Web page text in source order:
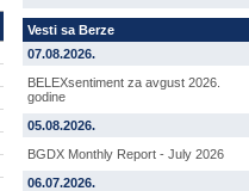
Vesti sa Berze
07.08.2026.
BELEXsentiment za avgust 2026.
godine
05.08.2026.
BGDX Monthly Report - July 2026
06.07.2026.